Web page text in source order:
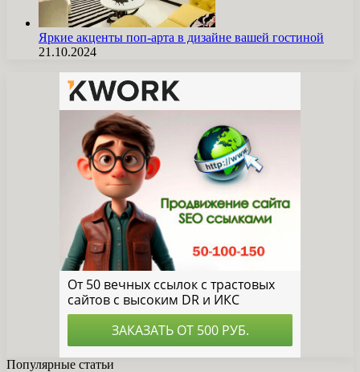
Яркие акценты поп-арта в дизайне вашей гостиной
21.10.2024
Популярные статьи